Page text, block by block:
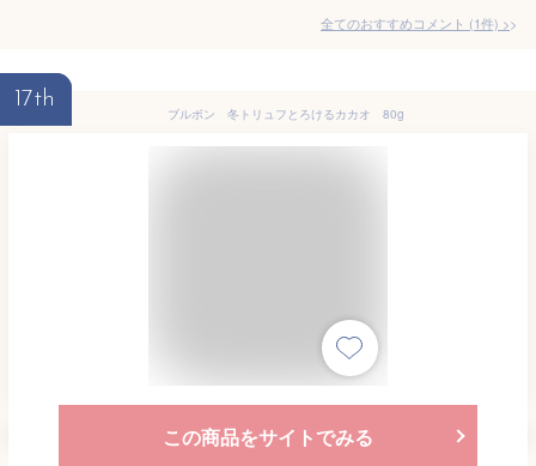
全てのおすすめコメント (1件) >
17th
ブルボン 冬トリュフとろけるカカオ 80g
この商品をサイトでみる